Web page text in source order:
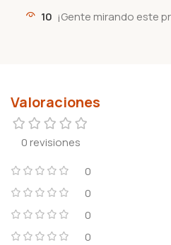
10 ¡Gente mirando este
Valoraciones
0 revisiones
0
0
0
0